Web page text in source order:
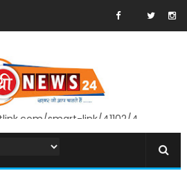
smart-link/41102/4